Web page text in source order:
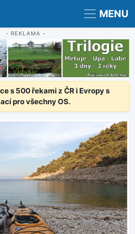
MENU
- REKLAMA -
s 500 řekami z ČR i Evropy s
pro všechny OS.